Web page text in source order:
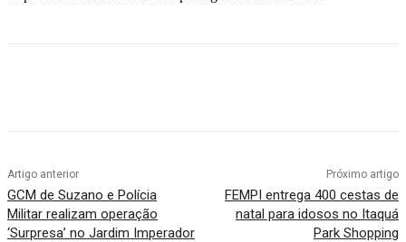
Artigo anterior
GCM de Suzano e Polícia
Militar realizam operação
‘Surpresa’ no Jardim Imperador
Próximo artigo
FEMPI entrega 400 cestas de
natal para idosos no Itaquá
Park Shopping